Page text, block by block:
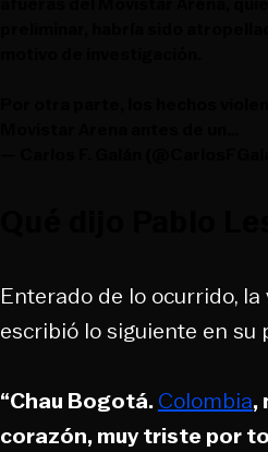
Enterado de lo ocurrido,
escribió lo siguiente en su
“Chau Bogotá.Colombia,
corazón, muy triste por